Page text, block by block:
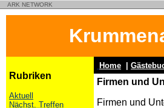
ARK NETWORK
Rubriken
Aktuell
Nächst. Treffen
Home
Firmen und
Firmen und